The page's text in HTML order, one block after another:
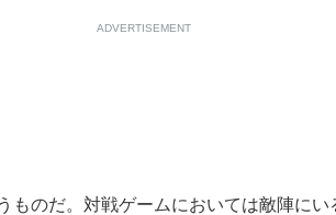
ADVERTISEMENT
のだ。対戦ゲームにおいては敵陣にい